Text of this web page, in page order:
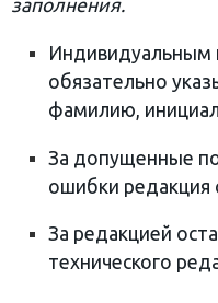
заполнения.
Индивидуальным
обязательно
фамилию,
За допущенные
ошибки редакция
За редакцией
технического